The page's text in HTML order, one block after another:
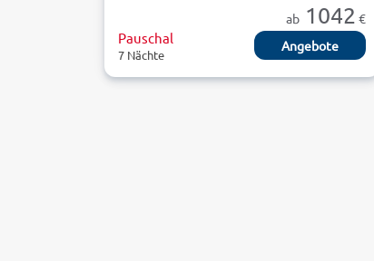
ab 1042 €
Pauschal
7 Nächte
Angebote